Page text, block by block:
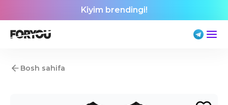
Kiyim brendingi!
Bosh sahifa